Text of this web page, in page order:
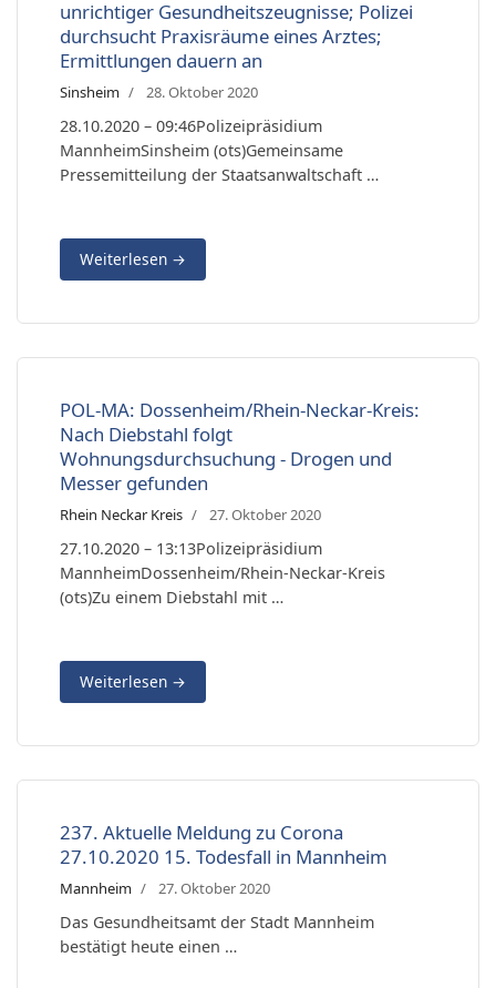
unrichtiger Gesundheitszeugnisse; Polizei
durchsucht Praxisräume eines Arztes;
Ermittlungen dauern an
Sinsheim 28. Oktober 2020
28.10.2020 – 09:46Polizeipräsidium
MannheimSinsheim (ots)Gemeinsame
Pressemitteilung der Staatsanwaltschaft …
Weiterlesen →
POL-MA: Dossenheim/Rhein-Neckar-Kreis:
Nach Diebstahl folgt
Wohnungsdurchsuchung - Drogen und
Messer gefunden
Rhein Neckar Kreis 27. Oktober 2020
27.10.2020 – 13:13Polizeipräsidium
MannheimDossenheim/Rhein-Neckar-Kreis
(ots)Zu einem Diebstahl mit …
Weiterlesen →
237. Aktuelle Meldung zu Corona
27.10.2020 15. Todesfall in Mannheim
Mannheim 27. Oktober 2020
Das Gesundheitsamt der Stadt Mannheim
bestätigt heute einen …